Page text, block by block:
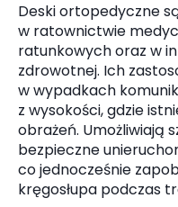
Deski ortopedyczne
w ratownictwie
ratunkowych oraz w
zdrowotnej. Ich
w wypadkach
z wysokości, gdzie
obrażeń. Umożliwiają
bezpieczne
co jednocześnie
kręgosłupa podczas